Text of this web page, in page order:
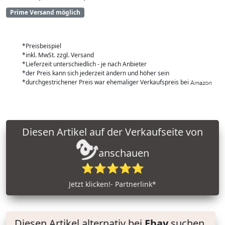
Prime Versand möglich
*Preisbeispiel
*inkl. MwSt. zzgl. Versand
*Lieferzeit unterschiedlich - je nach Anbieter
*der Preis kann sich jederzeit ändern und höher sein
*durchgestrichener Preis war ehemaliger Verkaufspreis bei
anschauen
⭐⭐⭐⭐⭐
Jetzt klicken!- Partnerlink*